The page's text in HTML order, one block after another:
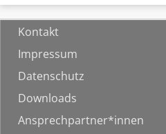
Kontakt
Impressum
Datenschutz
Downloads
Ansprechpartner*innen